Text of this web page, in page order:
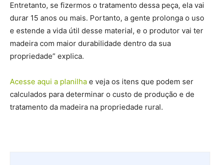
Entretanto, se fizermos o tratamento dessa peça, ela vai
durar 15 anos ou mais. Portanto, a gente prolonga o uso
e estende a vida útil desse material, e o produtor vai ter
madeira com maior durabilidade dentro da sua
propriedade” explica.
Acesse aqui a planilha e veja os itens que podem ser
calculados para determinar o custo de produção e de
tratamento da madeira na propriedade rural.